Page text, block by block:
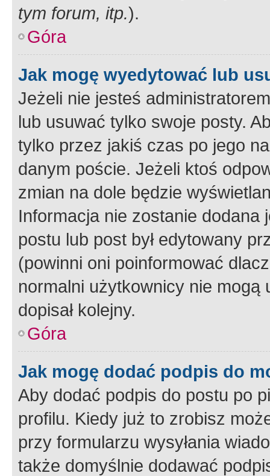
tym forum, itp.).
Góra
Jak mogę wyedytować lub
Jeżeli nie jesteś
lub usuwać tylko swoje posty.
tylko przez jakiś czas po jego
danym poście. Jeżeli ktoś
zmian na dole będzie
Informacja nie zostanie dodana
postu lub post był edytowany
(powinni oni poinformować
normalni użytkownicy nie
dopisał kolejny.
Góra
Jak mogę dodać podpis do
Aby dodać podpis do postu po
profilu. Kiedy już to zrobisz
przy formularzu wysyłania
także domyślnie dodawać